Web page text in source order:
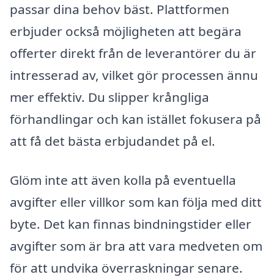
passar dina behov bäst. Plattformen
erbjuder också möjligheten att begära
offerter direkt från de leverantörer du är
intresserad av, vilket gör processen ännu
mer effektiv. Du slipper krångliga
förhandlingar och kan istället fokusera på
att få det bästa erbjudandet på el.
Glöm inte att även kolla på eventuella
avgifter eller villkor som kan följa med ditt
byte. Det kan finnas bindningstider eller
avgifter som är bra att vara medveten om
för att undvika överraskningar senare.